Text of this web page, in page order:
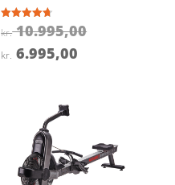
Vurderet
4.7
kr.10.995,00Den
kr. 6.995,00